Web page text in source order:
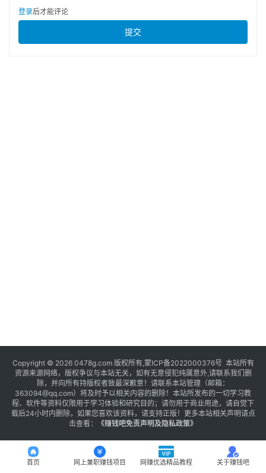
登录后才能评论
提交
Copyright © 2026 0478g.com 版权所有,蒙ICP备2022000376号 本站所有
资源来源网络，版权争议与本站无关，如有无意侵犯纯属意外,请联系我们删
除，并向所有持版权者致最深歉意！请联系本站管理（邮箱：
363094@qq.com）将及时予以相关内容的删除！本站所发布的一切学习教
程、软件等资料仅限用于学习体验和研究目的；请勿用于商业用途，请自觉下
载后24小时内删除，如果您喜欢该资料，请支持正版！更多本站相关声明请点
击查看：
《赚钱吧免责声明及隐私政策》
首页 网上兼职赚钱项目 网赚优选精品教程 关于赚钱吧